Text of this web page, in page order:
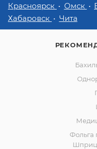
Красноярск
Омск
Хабаровск
Чита
Фольга